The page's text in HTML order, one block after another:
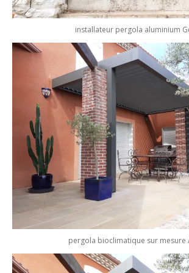
installateur pergola aluminium
pergola bioclimatique sur mesure